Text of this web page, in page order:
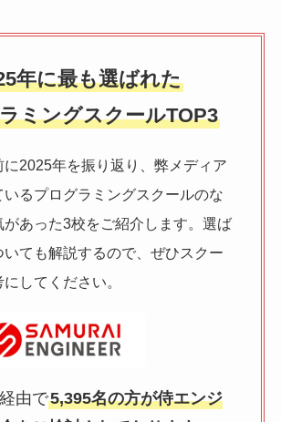
年に最も選ばれた
ミングスクールTOP3
2025年を振り返り、弊メディア
いるプログラミングスクールのな
あった3校をご紹介します。選ば
いても解説するので、ぜひスクー
してください。
由で5,395名の方が侍エンジ